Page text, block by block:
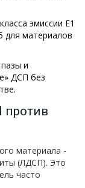
эмиссии E1
для материалов
и
ДСП без
материала -
(ЛДСП). Это
часто